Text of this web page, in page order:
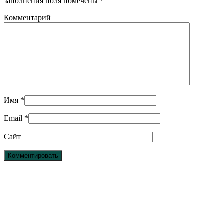
Комментарий
Имя *
Email *
Сайт